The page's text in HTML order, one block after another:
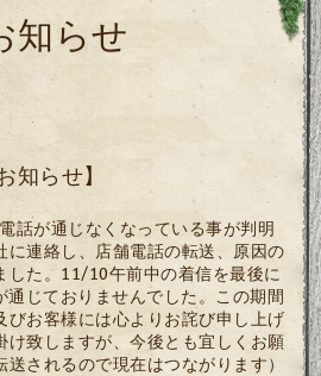
知らせ
知らせ】
話が通じなくなっている事が判明
に連絡し、店舗電話の転送、原因の
した。11/10午前中の着信を最後に
じておりませんでした。この期間
びお客様には心よりお詫び申し上げ
け致しますが、今後とも宜しくお願
されるので現在はつながります）